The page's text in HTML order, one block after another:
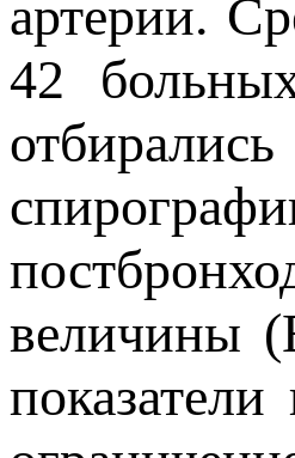
артерии.
42
величины